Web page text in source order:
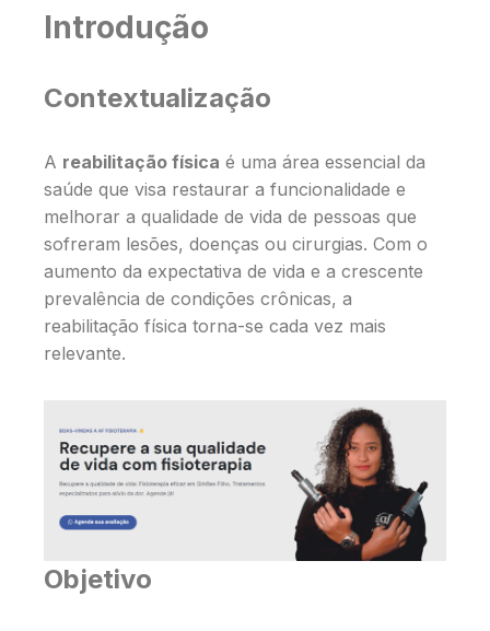
Introdução
Contextualização
A reabilitação física é uma área essencial da
saúde que visa restaurar a funcionalidade e
melhorar a qualidade de vida de pessoas que
sofreram lesões, doenças ou cirurgias. Com o
aumento da expectativa de vida e a crescente
prevalência de condições crônicas, a
reabilitação física torna-se cada vez mais
relevante.
Objetivo